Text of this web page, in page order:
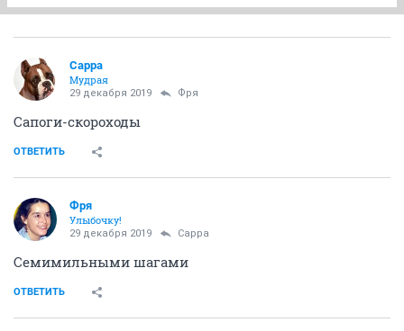
Сарра
Мудрая
29 декабря 2019 Фря
Сапоги-скороходы
ОТВЕТИТЬ
Фря
Улыбочку!
29 декабря 2019 Сарра
Семимильными шагами
ОТВЕТИТЬ